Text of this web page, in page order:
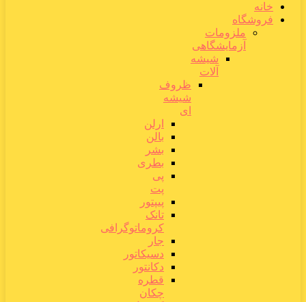
خانه
فروشگاه
ملزومات
آزمایشگاهی
شیشه
آلات
ظروف
شیشه
ای
ارلن
بالن
بشر
بطری
پی
پت
پیپتور
تانک
کروماتوگرافی
جار
دسیکاتور
دکانتور
قطره
چکان